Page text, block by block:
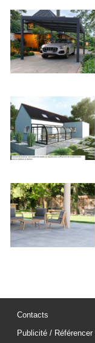
Contacts
Publicité / Référencer